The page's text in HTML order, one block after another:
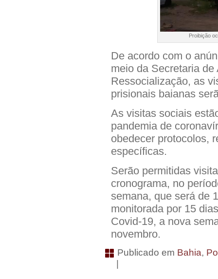
Proibição
De acordo com o
meio da Secretaria
Ressocialização, as
prisionais baianas
As visitas sociais
pandemia de
obedecer protocolos,
específicas.
Serão permitidas
cronograma, no
semana, que será de
monitorada por 15
Covid-19, a nova
novembro.
Publicado em Bahia,
|